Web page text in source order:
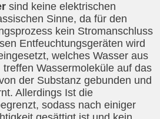
sind keine elektrischen
Sinne, da für den
kein Stromanschluss
Entfeuchtungsgeräten wird
welches Wasser aus
Wassermoleküle auf das
der Substanz gebunden und
Allerdings Ist die
sodass nach einiger